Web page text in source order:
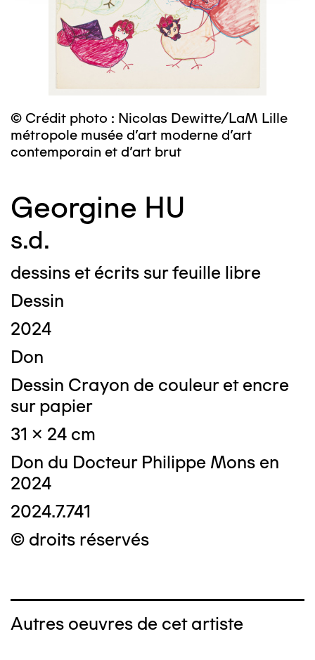
© Crédit photo : Nicolas Dewitte/LaM Lille
métropole musée d’art moderne d’art
contemporain et d’art brut
Georgine HU
s.d.
dessins et écrits sur feuille libre
Dessin
2024
Don
Dessin Crayon de couleur et encre
sur papier
31 x 24 cm
Don du Docteur Philippe Mons en
2024
2024.7.741
© droits réservés
Autres oeuvres de cet artiste